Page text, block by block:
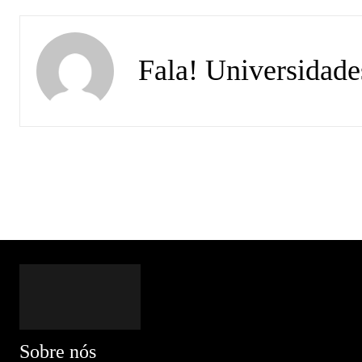
Fala!
Sobre nós